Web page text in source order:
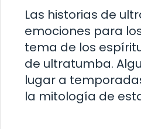
Las historias de
emociones para
tema de los
de ultratumba.
lugar a
la mitología de